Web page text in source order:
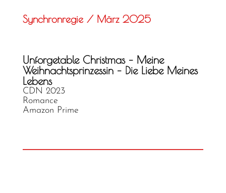
Synchronregie / März 2025
Unforgetable Christmas – Meine
Weihnachtsprinzessin – Die Liebe Meines
Lebens
CDN 2023
Romance
Amazon Prime